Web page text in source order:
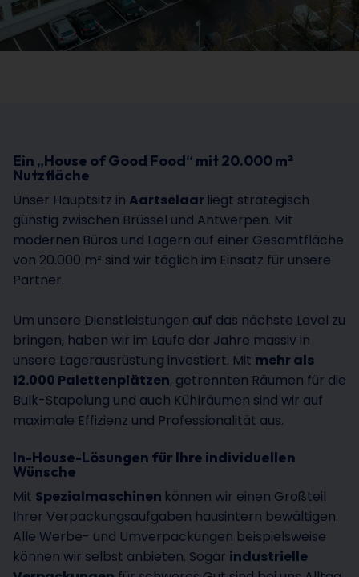
Ein „House of Good Food“ mit 20.000 m²
Nutzfläche
Unser Hauptsitz in Aartselaar liegt strategisch
günstig zwischen Brüssel und Antwerpen. Mit
modernen Büros und Lagern auf einer Gesamtfläche
von 20.000 m² sind wir täglich im Einsatz für unsere
Partner.
Um unsere Dienstleistungen auf das nächste Level zu
bringen, haben wir im Laufe der Jahre massiv in
unsere Lagerausrüstung investiert. Mit mehr als
12.000 Palettenplätzen, getrennten Räumen für die
Bulk-Stapelung und auch Kühlräumen sind wir auf
maximale Effizienz und Professionalität aus.
In-House-Lösungen für Ihre individuellen
Wünsche
Mit Spezialmaschinen können wir einen Großteil
Ihrer Verpackungsaufgaben hausintern bewältigen.
Alle Werbe- und Umverpackungen beispielsweise
können wir selbst anbieten. Sogar industrielle